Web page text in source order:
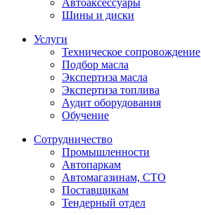
Шины и диски
Услуги
Техническое сопровождение
Подбор масла
Экспертиза масла
Экспертиза топлива
Аудит оборудования
Обучение
Сотрудничество
Промышленности
Автопаркам
Автомагазинам, СТО
Поставщикам
Тендерный отдел